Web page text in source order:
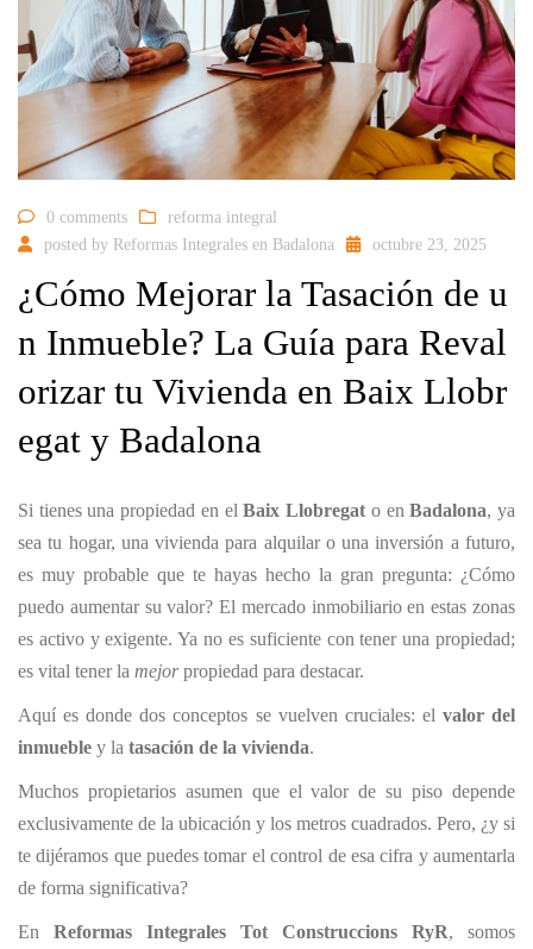
0 comments
reforma integral
posted by Reformas Integrales en Badalona octubre 23, 2025
¿Cómo Mejorar la Tasación de u
n Inmueble? La Guía para Reval
orizar tu Vivienda en Baix Llobr
egat y Badalona
Si tienes una propiedad en elBaix Llobregat o enBadalona, ya
sea tu hogar, una vivienda para alquilar o una inversión a futuro,
es muy probable que te hayas hecho la gran pregunta: ¿Cómo
puedo aumentar su valor? El mercado inmobiliario en estas zonas
es activo y exigente. Ya no es suficiente con tener una propiedad;
es vital tener la mejorpropiedad para destacar.
Aquí es donde dos conceptos se vuelven cruciales: el valor del
inmueble y la tasación de la vivienda.
Muchos propietarios asumen que el valor de su piso depende
exclusivamente de la ubicación y los metros cuadrados. Pero, ¿y si
te dijéramos que puedes tomar el control de esa cifra y aumentarla
de forma significativa?
En Reformas Integrales Tot Construccions RyR, somos